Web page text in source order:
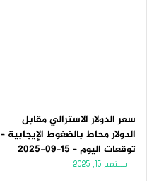
سعر الدولار الاسترالي مقابل
الدولار محاط بالضغوط الإيجابية –
توقعات اليوم – 15-09-2025
سبتمبر 15, 2025